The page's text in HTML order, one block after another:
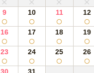
ハイボール・レモンサ
トリスハイボール缶 350ml 15
ソフトドリンク20本セ
バヤリースオレンジ 缶 245ml
9 10 11 12
16 17 18 19
23 24 25 26